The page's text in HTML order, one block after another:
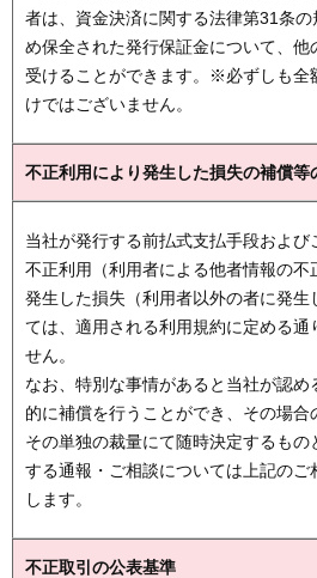
者は、資金決済に関する法律第31条
め保全された発行保証金について、他
受けることができます。※必ずしも全
けではございません。
不正利用により発生した損失の補償等
当社が発行する前払式支払手段および
不正利用（利用者による他者情報の不
発生した損失（利用者以外の者に発
ては、適用される利用規約に定める通
せん。
なお、特別な事情があると当社が認
的に補償を行うことができ、その場
その単独の裁量にて随時決定するもの
する通報・ご相談については上記のご
します。
不正取引の公表基準